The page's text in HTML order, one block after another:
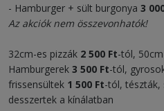
- Hamburger + sült burgonya 3
Az akciók nem összevonhatók!
32cm-es pizzák 2 500 Ft-tól,
Hamburgerek 3 500 Ft-tól,
frissensültek 1 500 Ft-tól, tészták,
desszertek a kínálatban